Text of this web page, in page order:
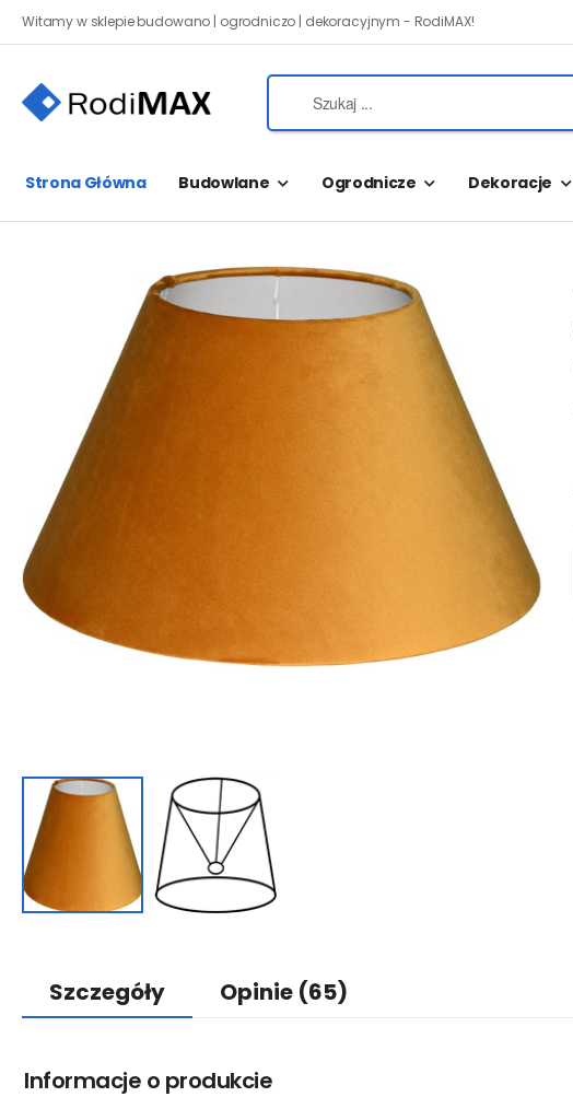
Witamy w sklepie budowano | ogrodniczo | dekoracyjnym - RodiMAX!
Strona Główna Budowlane Ogrodnicze Dekoracje
Szczegóły Opinie (65)
Informacje o produkcie